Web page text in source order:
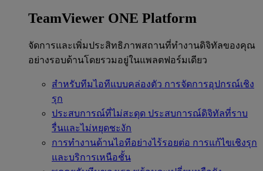
TeamViewer ONE Platform
จัดการและเพิ่มประสิทธิภาพสถานที่ทำงานดิจิทัลของคุณ
อย่างรอบด้านโดยรวมอยู่ในแพลตฟอร์มเดียว
สำหรับทีมไอทีแบบคล่องตัว การจัดการอุปกรณ์เชิง
รุก
ประสบการณ์ที่ไม่สะดุด ประสบการณ์ดิจิทัลที่ราบ
รื่นและไม่หยุดชะงัก
การทำงานด้านไอทีอย่างไร้รอยต่อ การแก้ไขเชิงรุก
และบริการเหนือชั้น